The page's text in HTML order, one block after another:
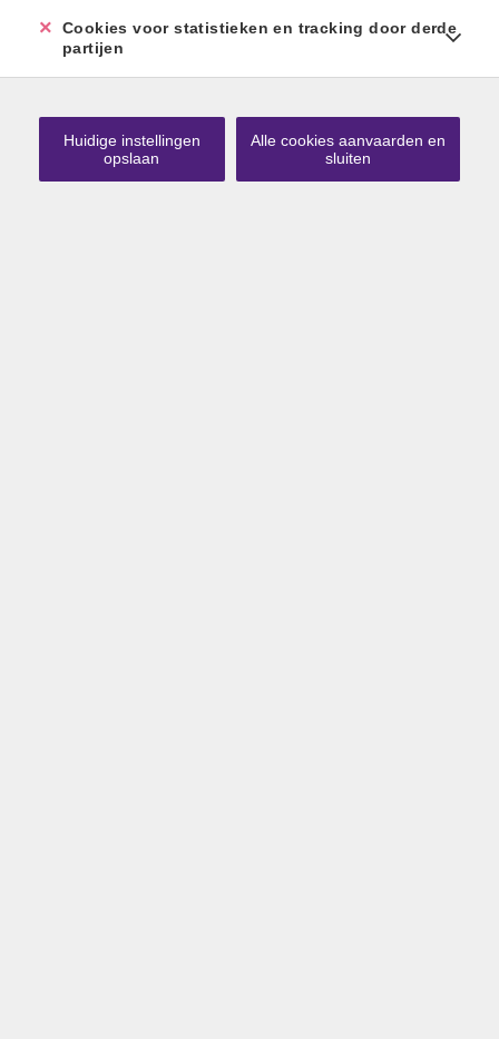
Cookies voor statistieken en tracking door derde
partijen
Huidige instellingen
opslaan
Alle cookies aanvaarden en
sluiten